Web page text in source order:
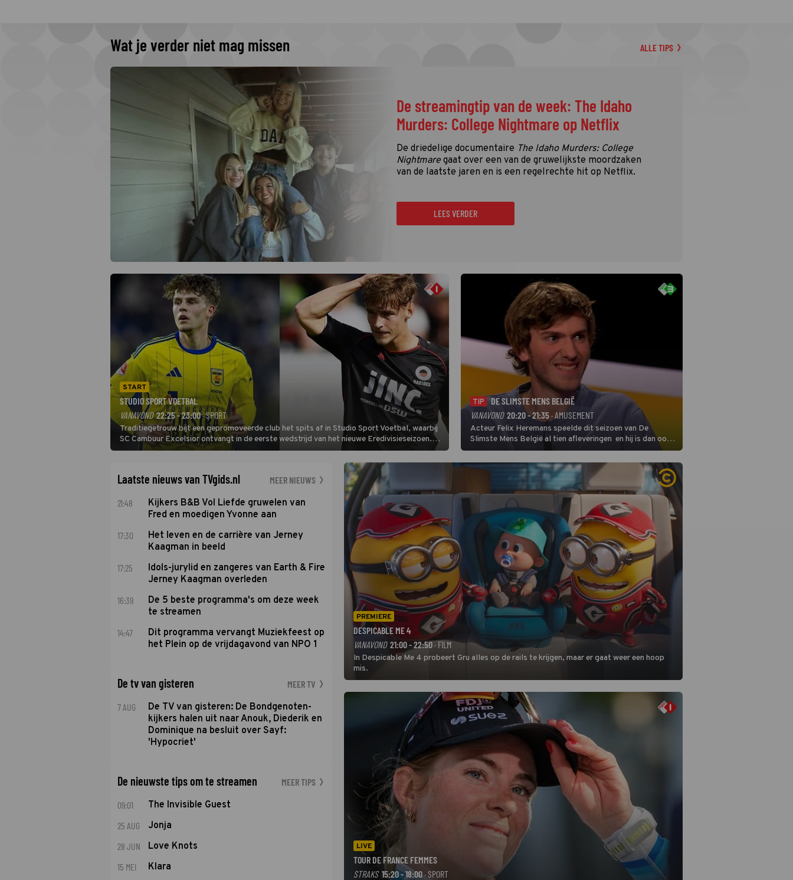
Wat je verder niet mag missen ALLE TIPS
De streamingtip van de week: The Idaho
Murders: College Nightmare op Netflix
De driedelige documentaire The Idaho Murders: College
Nightmare gaat over een van de gruwelijkste moordzaken
van de laatste jaren en is een regelrechte hit op Netflix.
LEES VERDER
START
STUDIO SPORT VOETBAL
VANAVOND 22:25 - 23:00· SPORT
Traditiegetrouw bijt een gepromoveerde club het spits af in Studio Sport Voetbal, waarbij
SC Cambuur Excelsior ontvangt in de eerste wedstrijd van het nieuwe Eredivisieseizoen.
De nieuwe oefenmeester is Johan Plat en hij wil aanvallend voetballen.
TIP
DE SLIMSTE MENS BELGIË
VANAVOND 20:20 - 21:35 · AMUSEMENT
Acteur Felix Heremans speelde dit seizoen van De
Slimste Mens België al tien afleveringen en hij is dan ook
de grote favoriet in deze seizoensfinale. En er is
Nederlandse inbreng, want komiek Soundos El Ahmadi
neemt plaats aan de jurytafel.
Laatste nieuws van TVgids.nl MEER NIEUWS
21:48
Kijkers B&B Vol Liefde gruwelen van
Fred en moedigen Yvonne aan
17:30
Het leven en de carrière van Jerney
Kaagman in beeld
17:25
Idols-jurylid en zangeres van Earth & Fire
Jerney Kaagman overleden
16:39
De 5 beste programma's om deze week
te streamen
14:47
Dit programma vervangt Muziekfeest op
het Plein op de vrijdagavond van NPO 1
De tv van gisteren MEER TV
7 AUG
De TV van gisteren: De Bondgenoten-
kijkers halen uit naar Anouk, Diederik en
Dominique na besluit over Sayf:
'Hypocriet'
De nieuwste tips om te streamen MEER TIPS
09:01 The Invisible Guest
25 AUG Jonja
28 JUN Love Knots
15 MEI Klara
PREMIERE
DESPICABLE ME 4
VANAVOND 21:00 - 22:50 · FILM
In Despicable Me 4 probeert Gru alles op de rails te krijgen, maar er gaat weer een hoop
mis.
LIVE
TOUR DE FRANCE FEMMES
STRAKS 15:20 - 18:00· SPORT